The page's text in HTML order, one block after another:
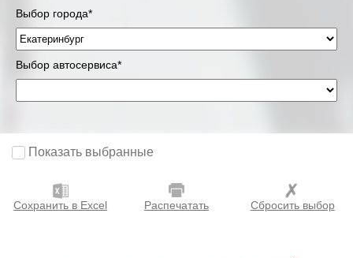
Выбор города*
Выбор автосервиса*
Показать выбранные
Сохранить в Excel Распечатать Сбросить выбор